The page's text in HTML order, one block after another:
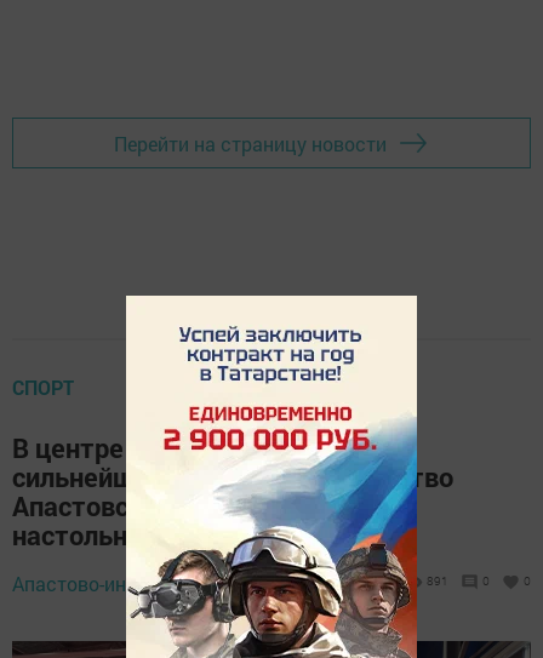
Перейти на страницу новости
СПОРТ
В центре «Максат» определили
сильнейших: Открытое первенство
Апастовской спортшколы по
настольному теннису
Апастово-информ, 25 мая 2026 - 15:12 891 0 0